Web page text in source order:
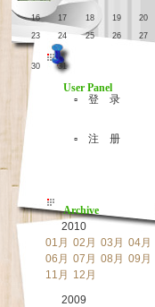
16
17 18 19 20
23
24 25 26
27
30
31
User Panel
▫ 登 录
▫ 注 册
Archive
2010
01月 02月 03月 04月
06月 07月 08月 09月
11月
12月
2009